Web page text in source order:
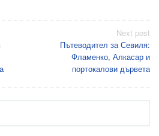
Next post
Пътеводител за Севиля:
Фламенко, Алкасар и
портокалови дървета